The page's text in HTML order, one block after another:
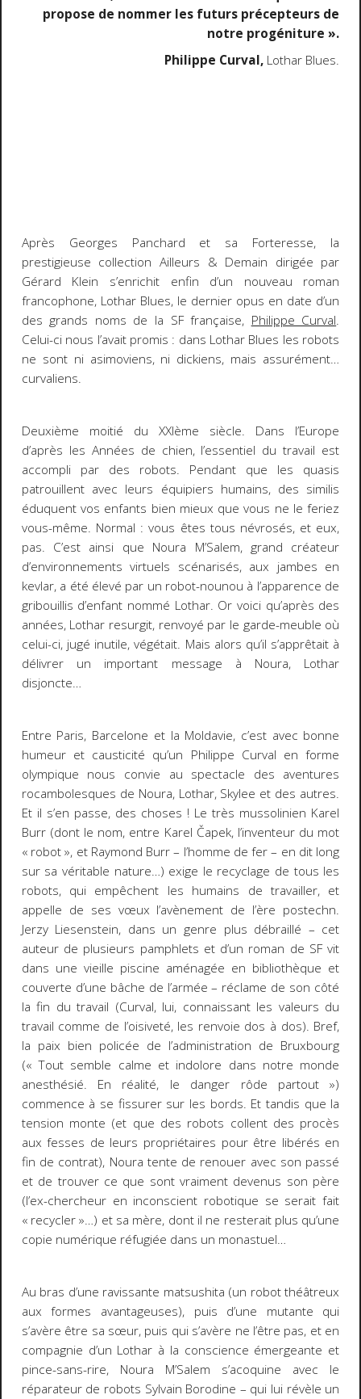
propose de nommer les futurs précepteurs de
notre progéniture ».
Philippe Curval, Lothar Blues.
Après Georges Panchard et sa Forteresse, la
prestigieuse collection Ailleurs & Demain dirigée par
Gérard Klein s’enrichit enfin d’un nouveau roman
francophone, Lothar Blues, le dernier opus en date d’un
des grands noms de la SF française, Philippe Curval.
Celui-ci nous l’avait promis : dans Lothar Blues les robots
ne sont ni asimoviens, ni dickiens, mais assurément…
curvaliens.
Deuxième moitié du XXIème siècle. Dans l’Europe
d’après les Années de chien, l’essentiel du travail est
accompli par des robots. Pendant que les quasis
patrouillent avec leurs équipiers humains, des similis
éduquent vos enfants bien mieux que vous ne le feriez
vous-même. Normal : vous êtes tous névrosés, et eux,
pas. C’est ainsi que Noura M’Salem, grand créateur
d’environnements virtuels scénarisés, aux jambes en
kevlar, a été élevé par un robot-nounou à l’apparence de
gribouillis d’enfant nommé Lothar. Or voici qu’après des
années, Lothar resurgit, renvoyé par le garde-meuble où
celui-ci, jugé inutile, végétait. Mais alors qu’il s’apprêtait à
délivrer un important message à Noura, Lothar
disjoncte…
Entre Paris, Barcelone et la Moldavie, c’est avec bonne
humeur et causticité qu’un Philippe Curval en forme
olympique nous convie au spectacle des aventures
rocambolesques de Noura, Lothar, Skylee et des autres.
Et il s’en passe, des choses ! Le très mussolinien Karel
Burr (dont le nom, entre Karel Čapek, l’inventeur du mot
« robot », et Raymond Burr – l’homme de fer – en dit long
sur sa véritable nature…) exige le recyclage de tous les
robots, qui empêchent les humains de travailler, et
appelle de ses vœux l’avènement de l’ère postechn.
Jerzy Liesenstein, dans un genre plus débraillé – cet
auteur de plusieurs pamphlets et d’un roman de SF vit
dans une vieille piscine aménagée en bibliothèque et
couverte d’une bâche de l’armée – réclame de son côté
la fin du travail (Curval, lui, connaissant les valeurs du
travail comme de l’oisiveté, les renvoie dos à dos). Bref,
la paix bien policée de l’administration de Bruxbourg
(« Tout semble calme et indolore dans notre monde
anesthésié. En réalité, le danger rôde partout »)
commence à se fissurer sur les bords. Et tandis que la
tension monte (et que des robots collent des procès
aux fesses de leurs propriétaires pour être libérés en
fin de contrat), Noura tente de renouer avec son passé
et de trouver ce que sontvraiment devenus son père
(l’ex-chercheur en inconscient robotique se serait fait
« recycler »…) et sa mère, dont il ne resterait plus qu’une
copie numérique réfugiée dans un monastuel…
Au bras d’une ravissante matsushita (un robot théâtreux
aux formes avantageuses), puis d’une mutante qui
s’avère être sa sœur, puis qui s’avère ne l’être pas, et en
compagnie d’un Lothar à la conscience émergeante et
pince-sans-rire, Noura M’Salem s’acoquine avec le
réparateur de robots Sylvain Borodine – qui lui révèle un